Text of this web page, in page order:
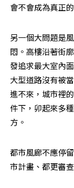
會不會成為真正
另一個大問題是
悶。高樓沿著街
發追求最大室內
大型道路沒有被
進不來，城市裡
件下，卯起來多
方。
都市風廊不應停
市計畫、都更審